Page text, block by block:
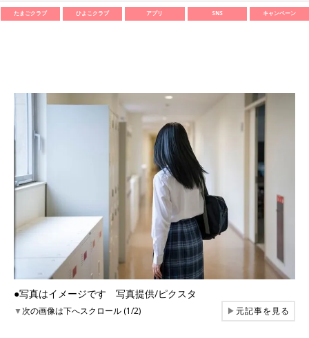
たまごクラブ ひよこクラブ アプリ SNS キャンペーン
●写真はイメージです 写真提供/ピクスタ
▼次の画像は下へスクロール (1/2) ▶元記事を見る